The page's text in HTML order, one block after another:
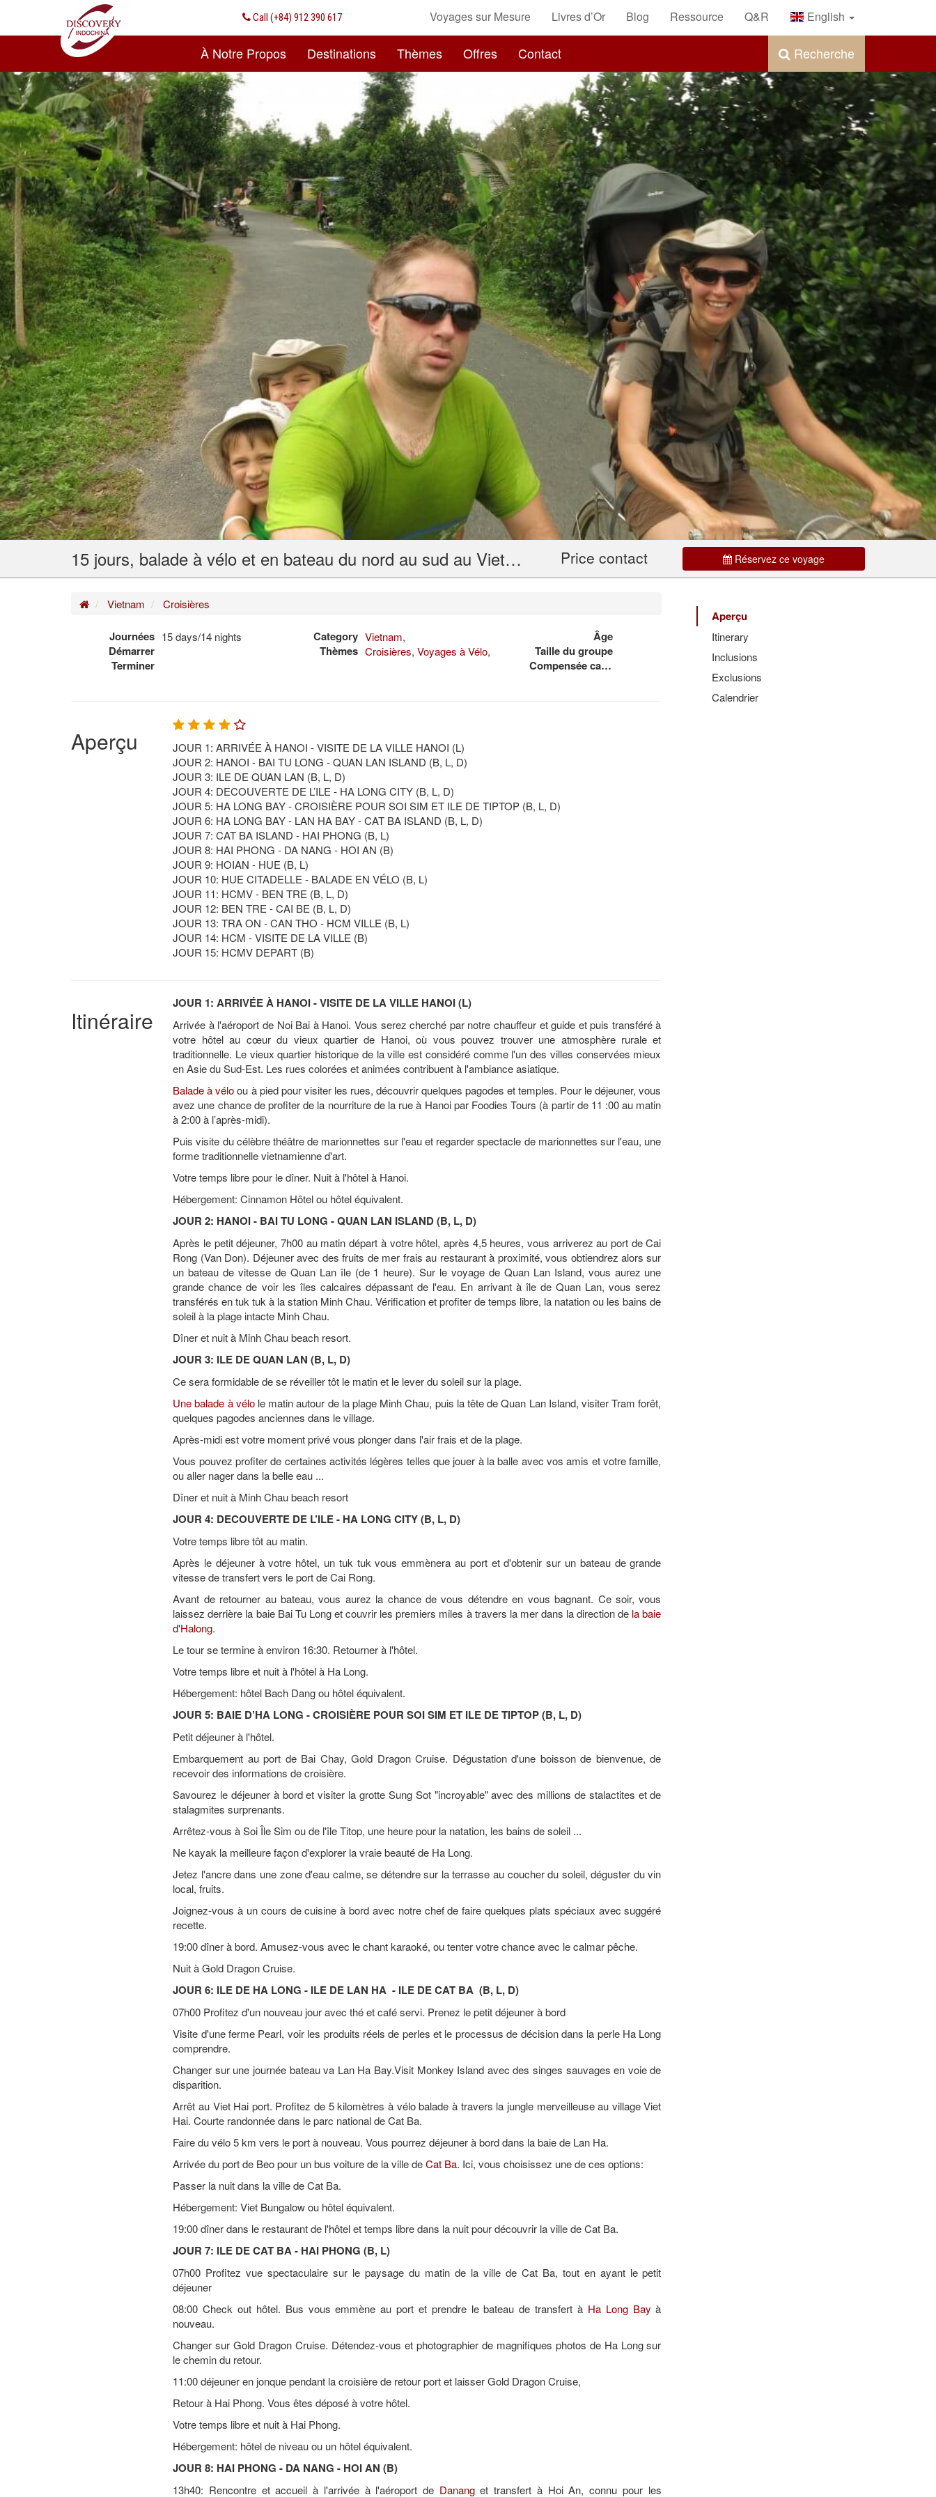
Call (+84) 912 390 617
À Notre Propos Destinations Thèmes Offres Contact Recherche
Voyages sur Mesure Livres d’Or Blog Ressource Q&R English
15 jours, balade à vélo et en bateau du nord au sud au Vietnam Price contact Réservez ce voyage
HomeVietnam Croisières
Journées 15 days/14 nights
Démarrer
Terminer
Category Vietnam,
Thèmes Croisières,Voyages à Vélo,
Âge
Taille du groupe
Compensée carbone
Aperçu
JOUR 1: ARRIVÉE À HANOI - VISITE DE LA VILLE HANOI (L)
JOUR 2: HANOI - BAI TU LONG - QUAN LAN ISLAND (B, L, D)
JOUR 3: ILE DE QUAN LAN (B, L, D)
JOUR 4: DECOUVERTE DE L’ILE - HA LONG CITY (B, L, D)
JOUR 5: HA LONG BAY - CROISIÈRE POUR SOI SIM ET ILE DE TIPTOP (B, L, D)
JOUR 6: HA LONG BAY - LAN HA BAY - CAT BA ISLAND (B, L, D)
JOUR 7: CAT BA ISLAND - HAI PHONG (B, L)
JOUR 8: HAI PHONG - DA NANG - HOI AN (B)
JOUR 9: HOIAN - HUE (B, L)
JOUR 10: HUE CITADELLE - BALADE EN VÉLO (B, L)
JOUR 11: HCMV - BEN TRE (B, L, D)
JOUR 12: BEN TRE - CAI BE (B, L, D)
JOUR 13: TRA ON - CAN THO - HCM VILLE (B, L)
JOUR 14: HCM - VISITE DE LA VILLE (B)
JOUR 15: HCMV DEPART (B)
Itinéraire
JOUR 1: ARRIVÉE À HANOI - VISITE DE LA VILLE HANOI (L)
Arrivée à l'aéroport de Noi Bai à Hanoi. Vous serez cherché par notre chauffeur et guide et puis transféré à
votre hôtel au cœur du vieux quartier de Hanoi, où vous pouvez trouver une atmosphère rurale et
traditionnelle. Le vieux quartier historique de la ville est considéré comme l'un des villes conservées mieux
en Asie du Sud-Est. Les rues colorées et animées contribuent à l'ambiance asiatique.
Balade à véloou à pied pour visiter les rues, découvrir quelques pagodes et temples. Pour le déjeuner, vous
avez une chance de profiter de la nourriture de la rue à Hanoi par Foodies Tours (à partir de 11 :00 au matin
à 2:00 à l’après-midi).
Puis visite du célèbre théâtre de marionnettes sur l'eau et regarder spectacle de marionnettes sur l'eau, une
forme traditionnelle vietnamienne d'art.
Votre temps libre pour le dîner. Nuit à l'hôtel à Hanoi.
Hébergement: Cinnamon Hôtel ou hôtel équivalent.
JOUR 2: HANOI - BAI TU LONG - QUAN LAN ISLAND (B, L, D)
Après le petit déjeuner, 7h00 au matin départ à votre hôtel, après 4,5 heures, vous arriverez au port de Cai
Rong (Van Don). Déjeuner avec des fruits de mer frais au restaurant à proximité, vous obtiendrez alors sur
un bateau de vitesse de Quan Lan île (de 1 heure). Sur le voyage de Quan Lan Island, vous aurez une
grande chance de voir les îles calcaires dépassant de l'eau. En arrivant à île de Quan Lan, vous serez
transférés en tuk tuk à la station Minh Chau. Vérification et profiter de temps libre, la natation ou les bains de
soleil à la plage intacte Minh Chau.
Dîner et nuit à Minh Chau beach resort.
JOUR 3: ILE DE QUAN LAN (B, L, D)
Ce sera formidable de se réveiller tôt le matin et le lever du soleil sur la plage.
Une balade à vélole matin autour de la plage Minh Chau, puis la tête de Quan Lan Island, visiter Tram forêt,
quelques pagodes anciennes dans le village.
Après-midi est votre moment privé vous plonger dans l'air frais et de la plage.
Vous pouvez profiter de certaines activités légères telles que jouer à la balle avec vos amis et votre famille,
ou aller nager dans la belle eau ...
Dîner et nuit à Minh Chau beach resort
JOUR 4: DECOUVERTE DE L’ILE - HA LONG CITY (B, L, D)
Votre temps libre tôt au matin.
Après le déjeuner à votre hôtel, un tuk tuk vous emmènera au port et d'obtenir sur un bateau de grande
vitesse de transfert vers le port de Cai Rong.
Avant de retourner au bateau, vous aurez la chance de vous détendre en vous bagnant. Ce soir, vous
laissez derrière la baie Bai Tu Long et couvrir les premiers miles à travers la mer dans la direction de la baie
d'Halong.
Le tour se termine à environ 16:30. Retourner à l'hôtel.
Votre temps libre et nuit à l'hôtel à Ha Long.
Hébergement: hôtel Bach Dang ou hôtel équivalent.
JOUR 5: BAIE D’HA LONG - CROISIÈRE POUR SOI SIM ET ILE DE TIPTOP (B, L, D)
Petit déjeuner à l'hôtel.
Embarquement au port de Bai Chay, Gold Dragon Cruise. Dégustation d'une boisson de bienvenue, de
recevoir des informations de croisière.
Savourez le déjeuner à bord et visiter la grotte Sung Sot "incroyable" avec des millions de stalactites et de
stalagmites surprenants.
Arrêtez-vous à Soi Île Sim ou de l'île Titop, une heure pour la natation, les bains de soleil ...
Ne kayak la meilleure façon d'explorer la vraie beauté de Ha Long.
Jetez l'ancre dans une zone d'eau calme, se détendre sur la terrasse au coucher du soleil, déguster du vin
local, fruits.
Joignez-vous à un cours de cuisine à bord avec notre chef de faire quelques plats spéciaux avec suggéré
recette.
19:00 dîner à bord. Amusez-vous avec le chant karaoké, ou tenter votre chance avec le calmar pêche.
Nuit à Gold Dragon Cruise.
JOUR 6: ILE DE HA LONG - ILE DE LAN HA - ILE DE CAT BA (B, L, D)
07h00 Profitez d'un nouveau jour avec thé et café servi. Prenez le petit déjeuner à bord
Visite d'une ferme Pearl, voir les produits réels de perles et le processus de décision dans la perle Ha Long
comprendre.
Changer sur une journée bateau va Lan Ha Bay.Visit Monkey Island avec des singes sauvages en voie de
disparition.
Arrêt au Viet Hai port. Profitez de 5 kilomètres à vélo balade à travers la jungle merveilleuse au village Viet
Hai. Courte randonnée dans le parc national de Cat Ba.
Faire du vélo 5 km vers le port à nouveau. Vous pourrez déjeuner à bord dans la baie de Lan Ha.
Arrivée du port de Beo pour un bus voiture de la ville deCat Ba. Ici, vous choisissez une de ces options:
Passer la nuit dans la ville de Cat Ba.
Hébergement: Viet Bungalow ou hôtel équivalent.
19:00 dîner dans le restaurant de l'hôtel et temps libre dans la nuit pour découvrir la ville de Cat Ba.
JOUR 7: ILE DE CAT BA - HAI PHONG (B, L)
07h00 Profitez vue spectaculaire sur le paysage du matin de la ville de Cat Ba, tout en ayant le petit
déjeuner
08:00 Check out hôtel. Bus vous emmène au port et prendre le bateau de transfert à Ha Long Bay à
nouveau.
Changer sur Gold Dragon Cruise. Détendez-vous et photographier de magnifiques photos de Ha Long sur
le chemin du retour.
11:00 déjeuner en jonque pendant la croisière de retour port et laisser Gold Dragon Cruise,
Retour à Hai Phong. Vous êtes déposé à votre hôtel.
Votre temps libre et nuit à Hai Phong.
Hébergement: hôtel de niveau ou un hôtel équivalent.
JOUR 8: HAI PHONG - DA NANG - HOI AN (B)
13h40: Rencontre et accueil à l'arrivée à l'aéroport de Dananget transfert à Hoi An, connu pour les
Aperçu
Itinerary
Inclusions
Exclusions
Calendrier